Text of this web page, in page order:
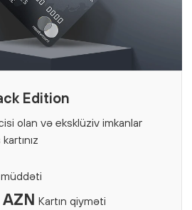
Edition
olan və eksklüziv imkanlar
müddəti
Kartın qiyməti